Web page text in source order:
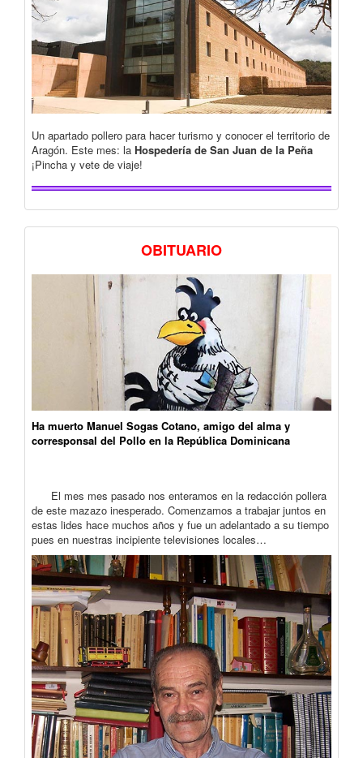
Un apartado pollero para hacer turismo y conocer el territorio de
Aragón. Este mes: la Hospedería de San Juan de la Peña
¡Pincha y vete de viaje!
OBITUARIO
Ha muerto Manuel Sogas Cotano, amigo del alma y
corresponsal del Pollo en la República Dominicana
El mes mes pasado nos enteramos en la redacción pollera
de este mazazo inesperado. Comenzamos a trabajar juntos en
estas lides hace muchos años y fue un adelantado a su tiempo
pues en nuestras incipiente televisiones locales…